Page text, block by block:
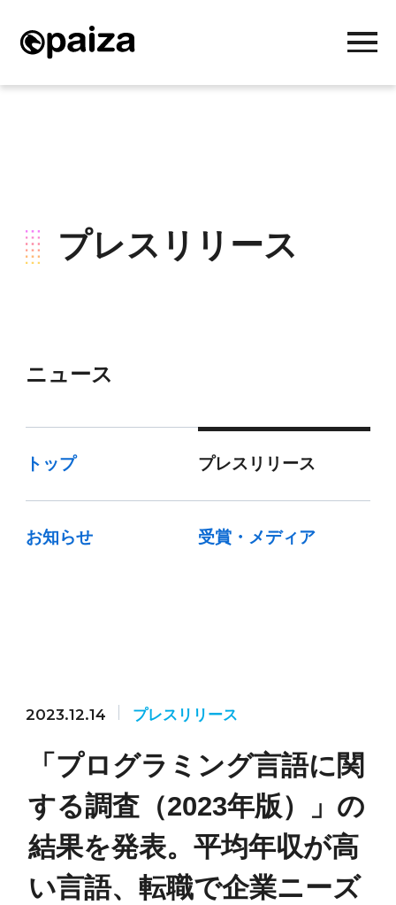
プレスリリース
ニュース
トップ プレスリリース
お知らせ 受賞・メディア
2023.12.14 プレスリリース
「プログラミング言語に関
する調査（2023年版）」の
結果を発表。平均年収が高
い言語、転職で企業ニーズ